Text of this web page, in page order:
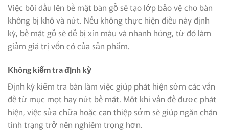
Việc bôi dầu lên bề mặt bàn gỗ sẽ tạo lớp bảo vệ cho bàn
không bị khô và nứt. Nếu không thực hiện điều này định
kỳ, bề mặt gỗ sẽ dễ bị xỉn màu và nhanh hỏng, từ đó làm
giảm giá trị vốn có của sản phẩm.
Không kiểm tra định kỳ
Định kỳ kiểm tra bàn làm việc giúp phát hiện sớm các vấn
đề từ mục mọt hay nứt bề mặt. Một khi vấn đề được phát
hiện, việc sửa chữa hoặc can thiệp sớm sẽ giúp ngăn chặn
tình trạng trở nên nghiêm trọng hơn.